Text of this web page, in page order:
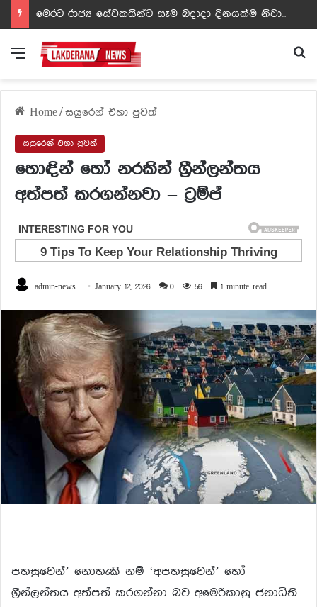
ඩඩ්ලිට දෙවෙනි නොවූ රත්න සහල් අධිපති..- PHOTOS
Menu
Home/සයුරෙන් එහා පුවත්
සයුරෙන් එහා පුවත්
හොඳින් හෝ නරකින් ග්‍රීන්ලන්තය
අත්පත් කරගන්නවා – ට්‍රම්ප්
admin-news January 12, 2026 0 56 1 minute read
පහසුවෙන්’ නොහැකි නම් ‘අපහසුවෙන්’ හෝ
ග්‍රීන්ලන්තය අත්පත් කරගන්නා බව අමෙරිකානු ජනාධිති